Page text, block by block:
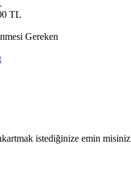
TL
Gereken
istediğinize emin